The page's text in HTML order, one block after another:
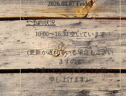
2026.08.07 Friday
ご予約状況
10:00〜16:30 空いています
(更新が遅れている場合もござい
ますので
ご了承くださいますようお願い
申し上げます）